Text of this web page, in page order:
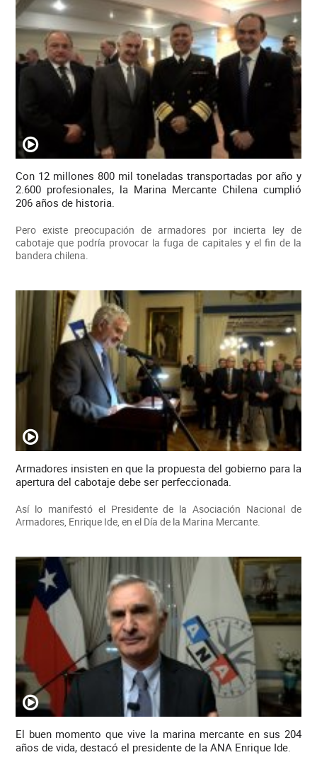
Con 12 millones 800 mil toneladas transportadas por año y
2.600 profesionales, la Marina Mercante Chilena cumplió
206 años de historia.
Pero existe preocupación de armadores por incierta ley de
cabotaje que podría provocar la fuga de capitales y el fin de la
bandera chilena.
Armadores insisten en que la propuesta del gobierno para la
apertura del cabotaje debe ser perfeccionada.
Así lo manifestó el Presidente de la Asociación Nacional de
Armadores, Enrique Ide, en el Día de la Marina Mercante.
El buen momento que vive la marina mercante en sus 204
años de vida, destacó el presidente de la ANA Enrique Ide.